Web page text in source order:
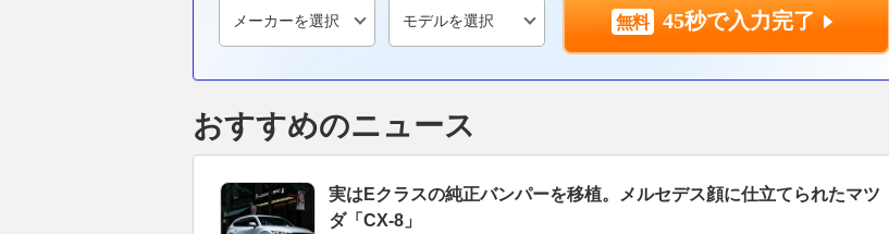
45秒で入力完了
おすすめのニュース
実はEクラスの純正バンパーを移植。メルセデス顔に仕立てられたマツ
ダ「CX-8」